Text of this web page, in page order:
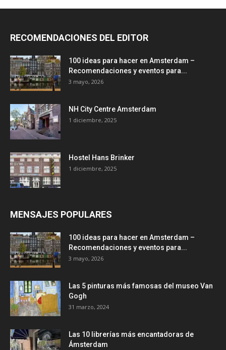
RECOMENDACIONES DEL EDITOR
100 ideas para hacer en Amsterdam –
Recomendaciones y eventos para...
3 mayo, 2026
NH City Centre Amsterdam
1 diciembre, 2025
Hostel Hans Brinker
1 diciembre, 2025
MENSAJES POPULARES
100 ideas para hacer en Amsterdam –
Recomendaciones y eventos para...
3 mayo, 2026
Las 5 pinturas más famosas del museo Van
Gogh
31 marzo, 2024
Las 10 librerías más encantadoras de
Ámsterdam